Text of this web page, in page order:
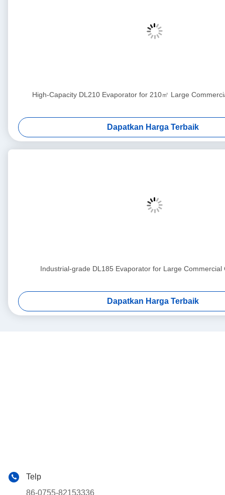
High-Capacity DL210 Evaporator for 210㎡ Large
Dapatkan Harga Terbaik
Industrial-grade DL185 Evaporator for Large Commercial
Dapatkan Harga Terbaik
Telp
86-0755-82153336